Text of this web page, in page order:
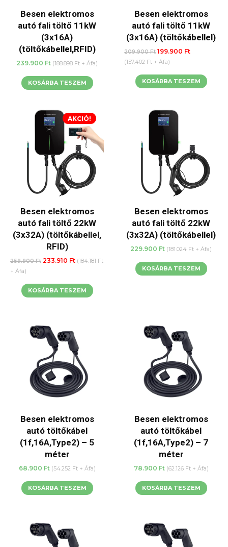
Besen elektromos
autó fali töltő 11kW
(3x16A)
(töltőkábellel,RFID)
239.900 Ft (188.898 Ft + Áfa)
KOSÁRBA TESZEM
Besen elektromos
autó fali töltő 11kW
(3x16A) (töltőkábellel)
209.900Ft Original
price
209.900 Ft.
199.900 FtCurrent
199.900 Ft.
(157.402 Ft + Áfa)
KOSÁRBA TESZEM
AKCIÓ!
Besen elektromos
autó fali töltő 22kW
(3x32A) (töltőkábellel,
RFID)
259.900Ft Original
259.900 Ft.
233.910 FtCurrent
233.910 Ft.
(184.181 Ft
+ Áfa)
KOSÁRBA TESZEM
Besen elektromos
autó fali töltő 22kW
(3x32A) (töltőkábellel)
229.900 Ft (181.024 Ft + Áfa)
KOSÁRBA TESZEM
Besen elektromos
autó töltőkábel
(1f,16A,Type2) – 5
méter
68.900 Ft (54.252 Ft+ Áfa)
KOSÁRBA TESZEM
Besen elektromos
autó töltőkábel
(1f,16A,Type2) – 7
méter
78.900 Ft (62.126 Ft+ Áfa)
KOSÁRBA TESZEM